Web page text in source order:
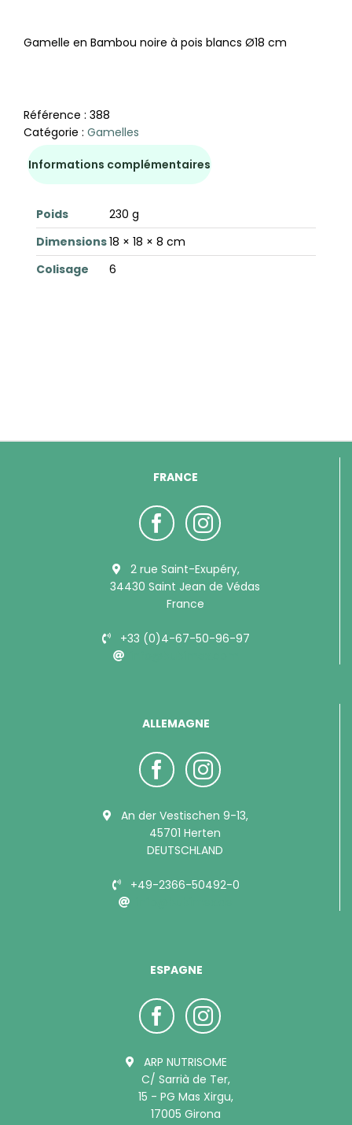
Gamelle en Bambou noire à pois blancs Ø18 cm
Référence : 388
Catégorie : Gamelles
Informations complémentaires
Poids
230 g
Dimensions18 × 18 × 8 cm
Colisage
6
FRANCE
2 rue Saint-Exupéry,
34430 Saint Jean de Védas
France
+33 (0)4-67-50-96-97
ALLEMAGNE
An der Vestischen 9-13,
45701 Herten
DEUTSCHLAND
+49-2366-50492-0
ESPAGNE
ARP NUTRISOME
C/ Sarrià de Ter,
15 - PG Mas Xirgu,
17005 Girona